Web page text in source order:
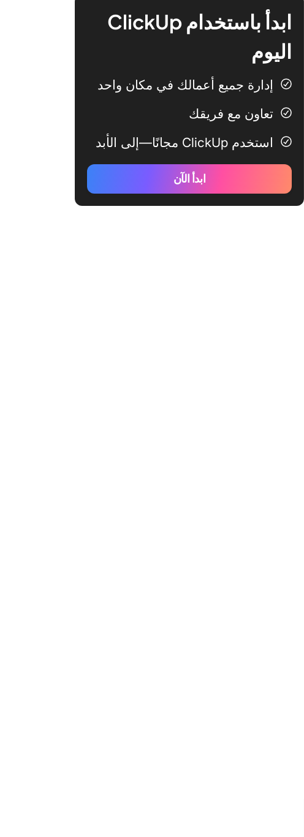
ابدأ باستخدام ClickUp
اليوم
إدارة جميع أعمالك في مكان واحد
تعاون مع فريقك
استخدم ClickUp مجانًا—إلى الأبد
ابدأ الآن